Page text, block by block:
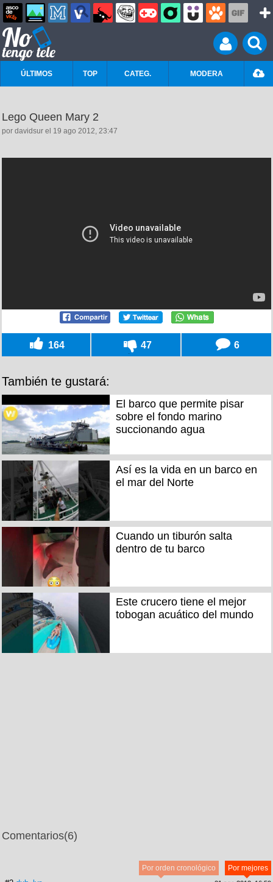
ÚLTIMOS TOP CATEG. MODERA
Lego Queen Mary 2
por davidsur el 19 ago 2012, 23:47
164 47 6
También te gustará:
El barco que permite pisar
sobre el fondo marino
succionando agua
Así es la vida en un barco en
el mar del Norte
Cuando un tiburón salta
dentro de tu barco
Este crucero tiene el mejor
tobogan acuático del mundo
Comentarios(6)
Por mejores
Por orden cronológico